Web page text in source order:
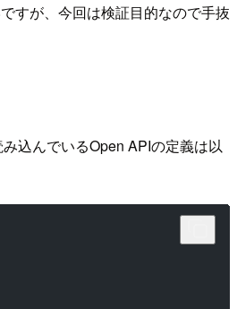
すが、今回は検証目的なので手抜
込んでいるOpen APIの定義は以